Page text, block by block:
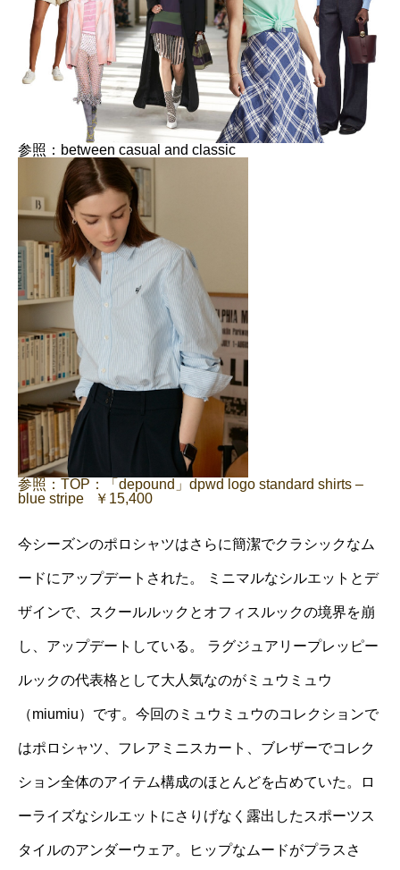
参照：between casual and classic
参照：TOP：「depound」dpwd logo standard shirts –
blue stripe ￥15,400
今シーズンのポロシャツはさらに簡潔でクラシックなム
ードにアップデートされた。 ミニマルなシルエットとデ
ザインで、スクールルックとオフィスルックの境界を崩
し、アップデートしている。 ラグジュアリープレッピー
ルックの代表格として大人気なのがミュウミュウ
（miumiu）です。今回のミュウミュウのコレクションで
はポロシャツ、フレアミニスカート、ブレザーでコレク
ション全体のアイテム構成のほとんどを占めていた。ロ
ーライズなシルエットにさりげなく露出したスポーツス
タイルのアンダーウェア。ヒップなムードがプラスさ